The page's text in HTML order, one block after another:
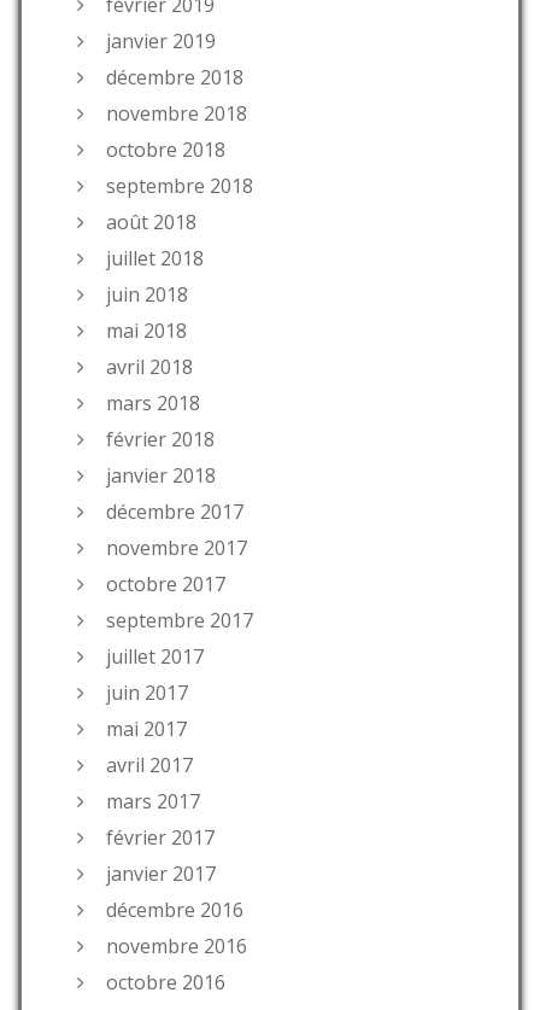
janvier 2019
décembre 2018
novembre 2018
octobre 2018
septembre 2018
août 2018
juillet 2018
juin 2018
mai 2018
avril 2018
mars 2018
février 2018
janvier 2018
décembre 2017
novembre 2017
octobre 2017
septembre 2017
juillet 2017
juin 2017
mai 2017
avril 2017
mars 2017
février 2017
janvier 2017
décembre 2016
novembre 2016
octobre 2016